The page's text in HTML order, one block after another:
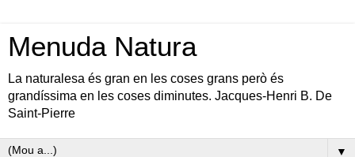
Menuda Natura
La naturalesa és gran en les coses grans però és
grandíssima en les coses diminutes. Jacques-Henri B. De
Saint-Pierre
▼